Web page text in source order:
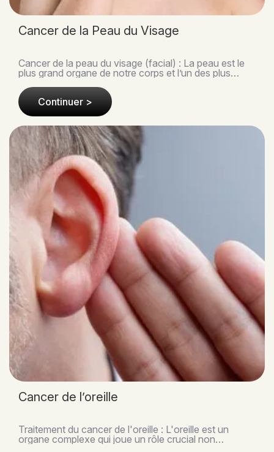
Cancer de la Peau du Visage
Cancer de la peau du visage (facial) : La peau est le
plus grand organe de notre corps et l’un des plus
Continuer >
Cancer de l’oreille
Traitement du cancer de l'oreille : L'oreille est un
organe complexe qui joue un rôle crucial non